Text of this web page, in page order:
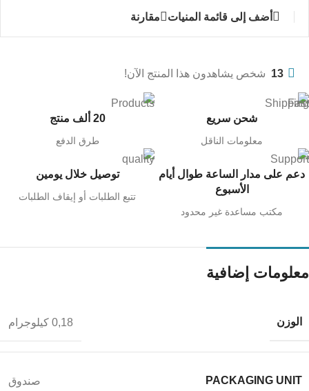
أضف إلى قائمة المنيات مقارنة
13 شخص يشاهدون هذا المنتج الآن!
شحن سريع
معلومات الناقل
20 ألف منتج
طرق الدفع
دعم على مدار الساعة طوال أيام
الأسبوع
مكتب مساعدة غير محدود
توصيل خلال يومين
تتبع الطلبات أو إيقاف الطلبات
معلومات إضافية
الوزن 0,18 كيلوجرام
PACKAGING UNIT صندوق